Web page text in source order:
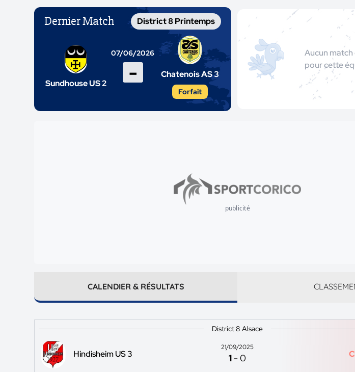
Dernier Match District 8 Printemps
Sundhouse US 2
07/06/2026
- Chatenois AS 3
Forfait
Aucun
pour cette
publicité
CALENDIER & RÉSULTATS
District 8 Alsace
Hindisheim US 3
21/09/2025
1 -0